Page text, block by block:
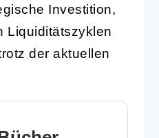
Investition,
Liquiditätszyklen
der aktuellen